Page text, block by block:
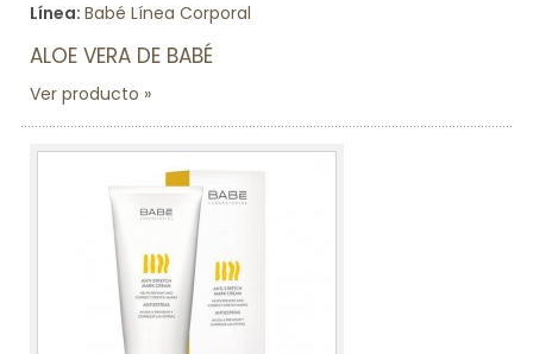
Línea: Babé Línea Corporal
ALOE VERA DE BABÉ
Ver producto